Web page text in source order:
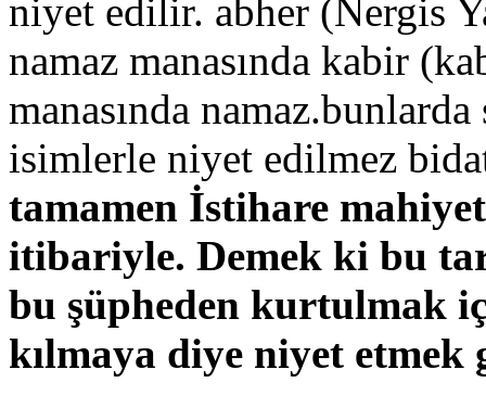
niyet edilir. abher (Nergis
namaz manasında kabir
manasında
isimlerle niyet edilmez
tamamen İstihare
itibariyle. Demek ki bu
bu şüpheden kurtulmak
kılmaya diye niyet etmek